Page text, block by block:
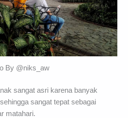
By @niks_aw
sangat asri karena banyak
sangat tepat sebagai
matahari.